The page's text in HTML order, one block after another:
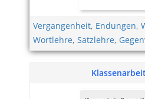
Vergangenheit, Endungen,
Wortlehre, Satzlehre,